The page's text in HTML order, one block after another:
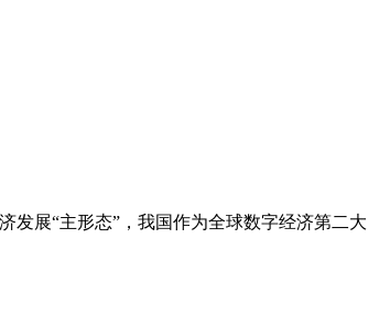
发展“主形态”，我国作为全球数字经济第二大